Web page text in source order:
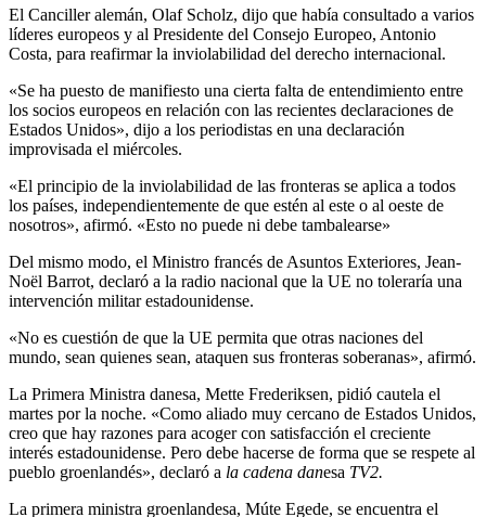
El Canciller alemán, Olaf Scholz, dijo que había consultado a varios
líderes europeos y al Presidente del Consejo Europeo, Antonio
Costa, para reafirmar la inviolabilidad del derecho internacional.
«Se ha puesto de manifiesto una cierta falta de entendimiento entre
los socios europeos en relación con las recientes declaraciones de
Estados Unidos», dijo a los periodistas en una declaración
improvisada el miércoles.
«El principio de la inviolabilidad de las fronteras se aplica a todos
los países, independientemente de que estén al este o al oeste de
nosotros», afirmó. «Esto no puede ni debe tambalearse»
Del mismo modo, el Ministro francés de Asuntos Exteriores, Jean-
Noël Barrot, declaró a la radio nacional que la UE no toleraría una
intervención militar estadounidense.
«No es cuestión de que la UE permita que otras naciones del
mundo, sean quienes sean, ataquen sus fronteras soberanas», afirmó.
La Primera Ministra danesa, Mette Frederiksen, pidió cautela el
martes por la noche. «Como aliado muy cercano de Estados Unidos,
creo que hay razones para acoger con satisfacción el creciente
interés estadounidense. Pero debe hacerse de forma que se respete al
pueblo groenlandés», declaró a la cadena danesa TV2.
La primera ministra groenlandesa, Múte Egede, se encuentra el